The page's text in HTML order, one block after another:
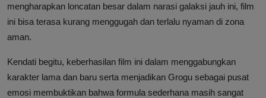
mengharapkan loncatan besar dalam narasi galaksi jauh ini, film
ini bisa terasa kurang menggugah dan terlalu nyaman di zona
aman.
Kendati begitu, keberhasilan film ini dalam menggabungkan
karakter lama dan baru serta menjadikan Grogu sebagai pusat
emosi membuktikan bahwa formula sederhana masih sangat